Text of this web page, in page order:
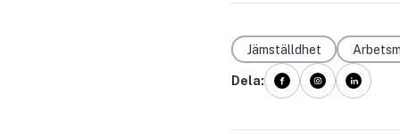
Jämställdhet
Dela: